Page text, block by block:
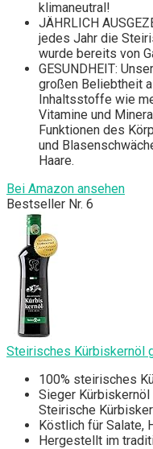
klimaneutral!
JÄHRLICH
jedes Jahr die
wurde bereits von
GESUNDHEIT:
großen Beliebtheit
Inhaltsstoffe wie
Vitamine und
Funktionen des
und
Haare.
Bei Amazon ansehen
Bestseller Nr. 6
Steirisches Kürbiskernöl
100% steirisches
Sieger
Steirische
Köstlich für Salate,
Hergestellt im